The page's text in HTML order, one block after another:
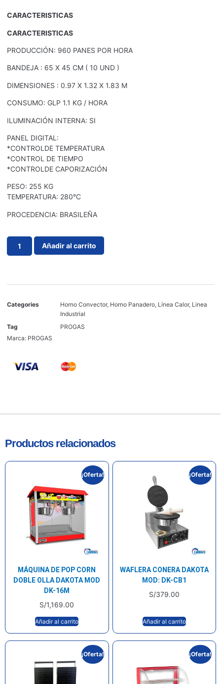
CARACTERISTICAS
CARACTERISTICAS
PRODUCCIÓN: 960 PANES POR HORA
BANDEJA : 65 X 45 CM ( 10 UND )
DIMENSIONES : 0.97 X 1.32 X 1.83 M
CONSUMO: GLP 1.1 KG / HORA
ILUMINACIÓN INTERNA: SI
PANEL DIGITAL:
*CONTROLDE TEMPERATURA
*CONTROL DE TIEMPO
*CONTROLDE CAPORIZACIÓN
PESO: 255 KG
TEMPERATURA: 280°C
PROCEDENCIA: BRASILEÑA
Añadir al carrito
Categories Horno Convector, Horno Panadero, Línea Calor, Linea
Industrial
Tag
PROGAS
Marca: PROGAS
Productos relacionados
¡Oferta!
MÁQUINA DE POP CORN
DOBLE OLLA DAKOTA MOD
DK-16M
S/1,169.00
Añadir al carrito
¡Oferta!
WAFLERA CONERA DAKOTA
MOD: DK-CB1
S/379.00
Añadir al carrito
¡Oferta! ¡Oferta!